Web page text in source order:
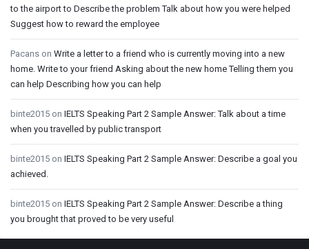
to the airport to Describe the problem Talk about how you were helped
Suggest how to reward the employee
Pacans on Write a letter to a friend who is currently moving into a new
home. Write to your friend Asking about the new home Telling them you
can help Describing how you can help
binte2015 on IELTS Speaking Part 2 Sample Answer: Talk about a time
when you travelled by public transport
binte2015 on IELTS Speaking Part 2 Sample Answer: Describe a goal you
achieved.
binte2015 on IELTS Speaking Part 2 Sample Answer: Describe a thing
you brought that proved to be very useful